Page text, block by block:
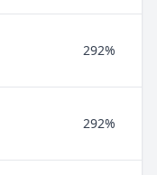
292%
292%